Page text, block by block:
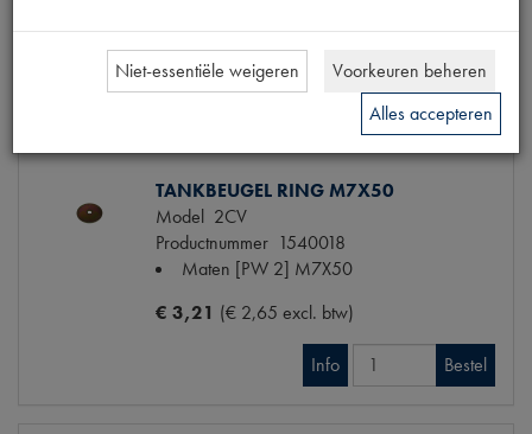
Info Bestel
TANKBEUGEL RING M7X50
Model 2CV
Productnummer 1540018
Maten [PW 2] M7X50
€ 3,21 (€ 2,65 excl. btw)
Info Bestel
Niet-essentiële weigeren
Voorkeuren beheren
Alles accepteren